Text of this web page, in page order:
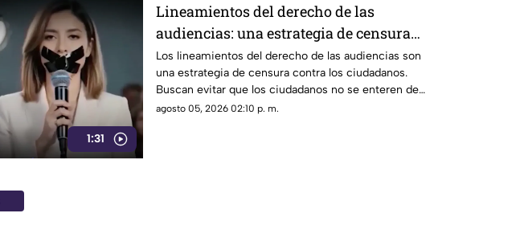
1:31
Lineamientos del derecho de las
audiencias: una estrategia de censura
contra la ciudadanía en México (VIDEO)
Los lineamientos del derecho de las audiencias son
una estrategia de censura contra los ciudadanos.
Buscan evitar que los ciudadanos no se enteren de
lo que sucede. Así están todos los gobernadores
agosto 05, 2026 02:10 p. m.